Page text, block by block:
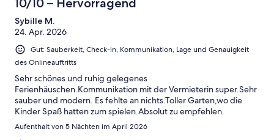
10/10 – Hervorragend
Sybille M.
24. Apr. 2026
Gut: Sauberkeit, Check-in, Kommunikation, Lage und Genauigkeit
des Onlineauftritts
Sehr schönes und ruhig gelegenes
Ferienhäuschen.Kommunikation mit der Vermieterin super.Sehr
sauber und modern. Es fehlte an nichts.Toller Garten,wo die
Kinder Spaß hatten zum spielen.Absolut zu empfehlen.
Aufenthalt von 5 Nächten im April 2026